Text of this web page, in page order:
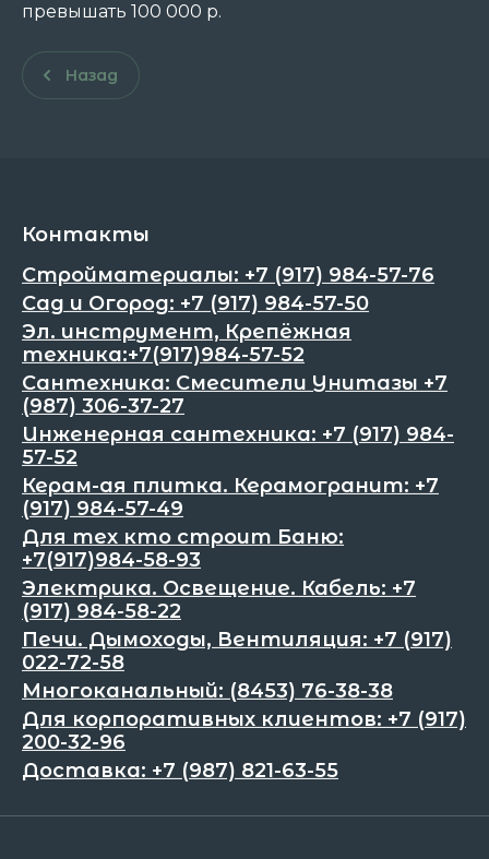
превышать 100 000 р.
Назад
Контакты
Стройматериалы: +7 (917) 984-57-76
Сад и Огород: +7 (917) 984-57-50
Эл. инструмент, Крепёжная
техника:+7(917)984-57-52
Сантехника: Смесители Унитазы +7
(987) 306-37-27
Инженерная сантехника: +7 (917) 984-
57-52
Керам-ая плитка. Керамогранит: +7
(917) 984-57-49
Для тех кто строит Баню:
+7(917)984-58-93
Электрика. Освещение. Кабель: +7
(917) 984-58-22
Печи. Дымоходы, Вентиляция: +7 (917)
022-72-58
Многоканальный: (8453) 76-38-38
Для корпоративных клиентов: +7 (917)
200-32-96
Доставка: +7 (987) 821-63-55